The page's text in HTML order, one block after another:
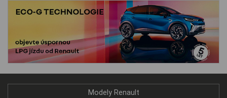
Modely Renault